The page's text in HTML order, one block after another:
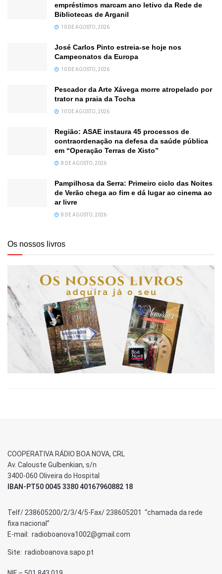
empréstimos marcam ano letivo da Rede de
Bibliotecas de Arganil
10 DE AGOSTO, 2026
José Carlos Pinto estreia-se hoje nos
Campeonatos da Europa
10 DE AGOSTO, 2026
Pescador da Arte Xávega morre atropelado por
trator na praia da Tocha
10 DE AGOSTO, 2026
Região: ASAE instaura 45 processos de
contraordenação na defesa da saúde pública
em “Operação Terras de Xisto”
8 DE AGOSTO, 2026
Pampilhosa da Serra: Primeiro ciclo das Noites
de Verão chega ao fim e dá lugar ao cinema ao
ar livre
8 DE AGOSTO, 2026
Os nossos livros
COOPERATIVA RÁDIO BOA NOVA, CRL
Av. Calouste Gulbenkian, s/n
3400-060 Oliveira do Hospital
IBAN-PT50 0045 3380 40167960882 18
Telf/ 238605200/2/3/4/5-Fax/ 238605201 “chamada da rede
fixa nacional”
E-mail: radioboanova1002@gmail.com
Site: radioboanova.sapo.pt